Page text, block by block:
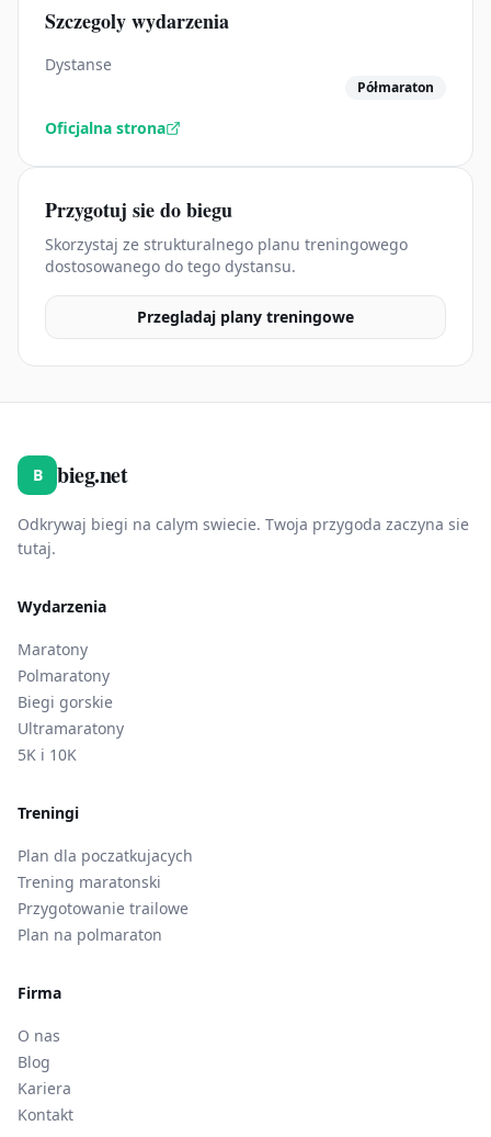
Szczegoly wydarzenia
Dystanse
Półmaraton
Oficjalna strona
Przygotuj sie do biegu
Skorzystaj ze strukturalnego planu treningowego
dostosowanego do tego dystansu.
Przegladaj plany treningowe
B bieg.net
Odkrywaj biegi na calym swiecie. Twoja przygoda zaczyna sie
tutaj.
Wydarzenia
Maratony
Polmaratony
Biegi gorskie
Ultramaratony
5K i 10K
Treningi
Plan dla poczatkujacych
Trening maratonski
Przygotowanie trailowe
Plan na polmaraton
Firma
O nas
Blog
Kariera
Kontakt